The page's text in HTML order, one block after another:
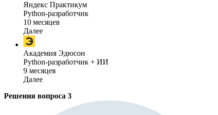
Яндекс Практикум
Python-разработчик
10 месяцев
Далее
Академия Эдюсон
Python-разработчик + ИИ
9 месяцев
Далее
Решения вопроса 3